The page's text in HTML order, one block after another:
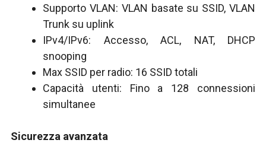
Supporto VLAN: VLAN basate su SSID, VLAN
Trunk su uplink
IPv4/IPv6: Accesso, ACL, NAT, DHCP
snooping
Max SSID per radio: 16 SSID totali
Capacità utenti: Fino a 128 connessioni
simultanee
Sicurezza avanzata